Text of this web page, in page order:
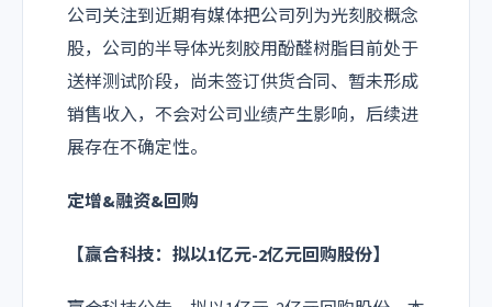
公司关注到近期有媒体把公司列为光刻胶概念
股，公司的半导体光刻胶用酚醛树脂目前处于
送样测试阶段，尚未签订供货合同、暂未形成
销售收入，不会对公司业绩产生影响，后续进
展存在不确定性。
定增&融资&回购
【赢合科技：拟以1亿元-2亿元回购股份】